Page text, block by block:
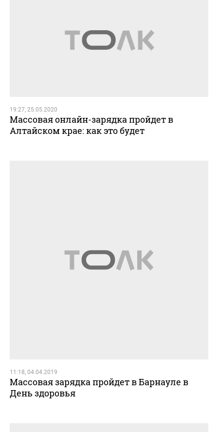
19:27, 25.05.2020
Массовая онлайн-зарядка пройдет в
Алтайском крае: как это будет
11:18, 04.04.2019
Массовая зарядка пройдет в Барнауле в
День здоровья